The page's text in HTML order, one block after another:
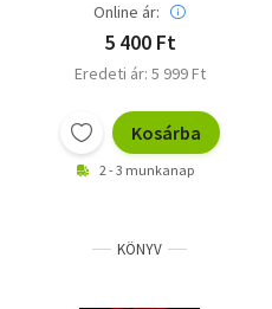
Online ár:
5 400 Ft
Eredeti ár: 5 999 Ft
Kosárba
2 - 3 munkanap
KÖNYV